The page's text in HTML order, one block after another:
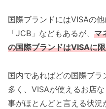
国際ブランドにはVISAの
「JCB」などもあるが、 マ
の国際ブランドはVISAに
国内であればどの国際ブ
多く、VISAが使えるお店
事がほとんどと言える状況